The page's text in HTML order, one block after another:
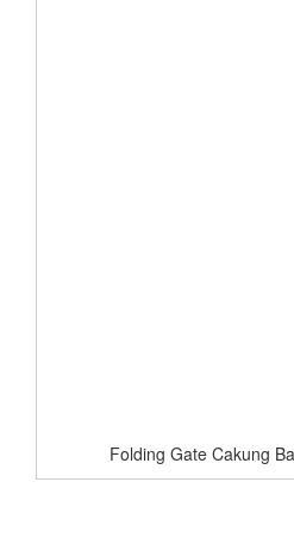
Folding Gate Cakung